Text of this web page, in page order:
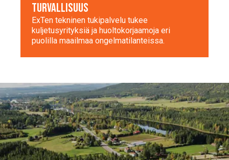
TURVALLISUUS
ExTen tekninen tukipalvelu tukee
kuljetusyrityksiä ja huoltokorjaamoja eri
puolilla maailmaa ongelmatilanteissa.